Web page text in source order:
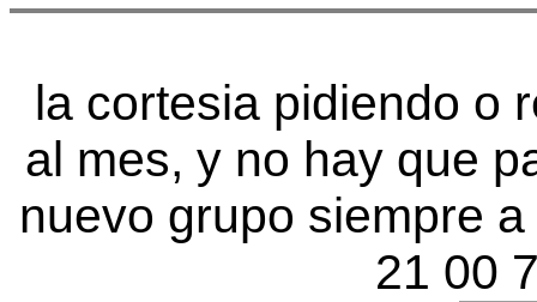
la cortesia pidiendo o
al mes, y no hay que
nuevo grupo siempre
21 00